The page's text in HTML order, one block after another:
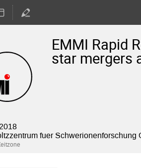
EMMI Rapid
star mergers
fuer Schwerionenforschung